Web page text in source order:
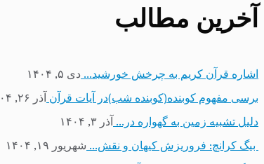
آخرین مطالب
اشاره قرآن کریم به چرخش خورشید… دی ۵, ۱۴۰۴
برسی مفهوم کوبنده(کوبنده شب)در آیات قرآن آذر ۲۶, ۱۴۰۴
دلیل تشبیه زمین به گهواره در… آذر ۳, ۱۴۰۴
بیگ کرانچ: فروریزش کیهان و نقش… شهریور ۱۹, ۱۴۰۴